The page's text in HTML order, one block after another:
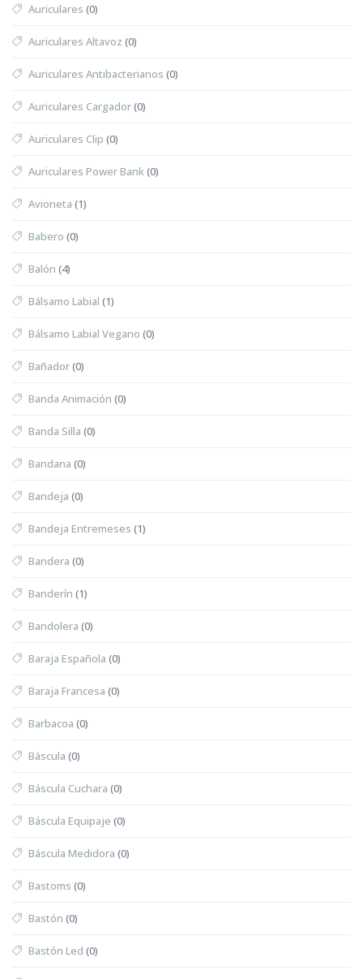
Auriculares (0)
Auriculares Altavoz (0)
Auriculares Antibacterianos (0)
Auriculares Cargador(0)
Auriculares Clip (0)
Auriculares Power Bank(0)
Avioneta (1)
Babero (0)
Balón (4)
Bálsamo Labial (1)
Bálsamo Labial Vegano (0)
Bañador(0)
Banda Animación (0)
Banda Silla (0)
Bandana (0)
Bandeja (0)
Bandeja Entremeses (1)
Bandera (0)
Banderín (1)
Bandolera (0)
Baraja Española (0)
Baraja Francesa (0)
Barbacoa (0)
Báscula (0)
Báscula Cuchara (0)
Báscula Equipaje (0)
Báscula Medidora (0)
Bastoms (0)
Bastón (0)
Bastón Led (0)